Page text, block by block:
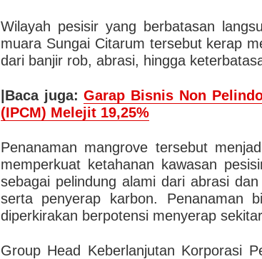
Wilayah pesisir yang berbatasan
muara Sungai Citarum tersebut kerap
dari banjir rob, abrasi, hingga
|Baca juga:Garap Bisnis Non
(IPCM) Melejit 19,25%
Penanaman mangrove tersebut
memperkuat ketahanan kawasan
sebagai pelindung alami dari abrasi
serta penyerap karbon. Penanaman
diperkirakan berpotensi menyerap
Group Head Keberlanjutan Korporasi